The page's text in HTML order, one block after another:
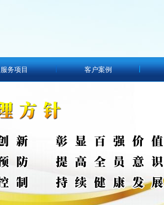
服务项目 客户案例